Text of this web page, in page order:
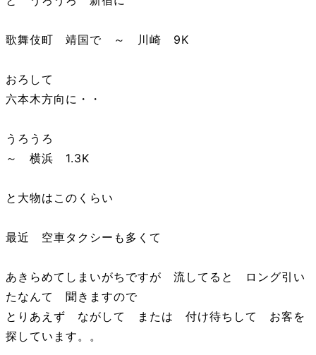
歌舞伎町 靖国で ～ 川崎 9K
おろして
六本木方向に・・
うろうろ
～ 横浜 1.3K
と大物はこのくらい
最近 空車タクシーも多くて
あきらめてしまいがちですが 流してると ロング引い
たなんて 聞きますので
とりあえず ながして または 付け待ちして お客を
探しています。。